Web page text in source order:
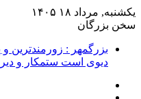
یکشنبه, مرداد ۱۸ ۱۴۰۵
سخن بزرگان
بزرگمهر : زورمندترین
دیوی است ستمکار و